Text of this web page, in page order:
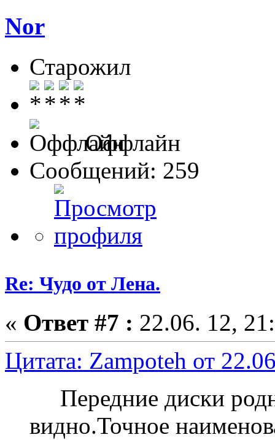
Nor
Старожил
Оффлайн
Сообщений: 259
Re: Чудо от Лена.
« Ответ #7 : 22.06. 12,
Цитата: Zampoteh от
Передние диски
видно.Точное